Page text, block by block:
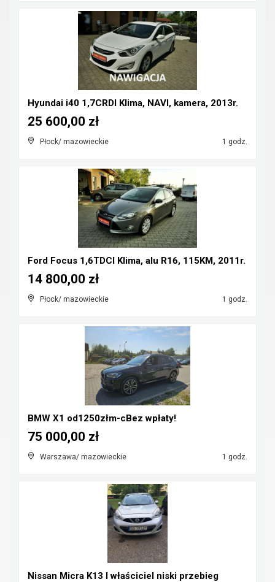
Hyundai i40 1,7CRDI Klima, NAVI, kamera, 2013r.
Płock/ mazowieckie 1 godz.
25 600,00 zł
Ford Focus 1,6TDCI Klima, alu R16, 115KM, 2011r.
Płock/ mazowieckie 1 godz.
14 800,00 zł
BMW X1 od1250złm-cBez wpłaty!
Warszawa/ mazowieckie 1 godz.
75 000,00 zł
Nissan Micra K13 I właściciel niski przebieg